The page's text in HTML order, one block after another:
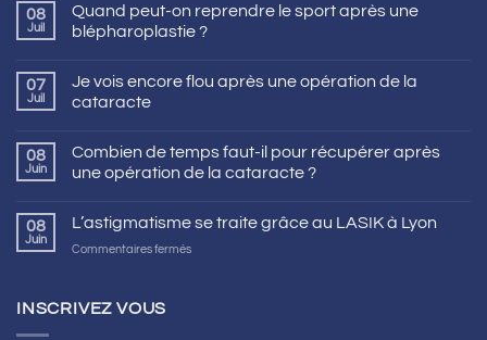
08
Juil
Quand peut-on reprendre le sport après une
blépharoplastie ?
07
Juil
Je vois encore flou après une opération de la
cataracte
08
Juin
Combien de temps faut-il pour récupérer après
une opération de la cataracte ?
08
Juin
L’astigmatisme se traite grâce au LASIK à Lyon
Commentaires ferméssur
INSCRIVEZ VOUS